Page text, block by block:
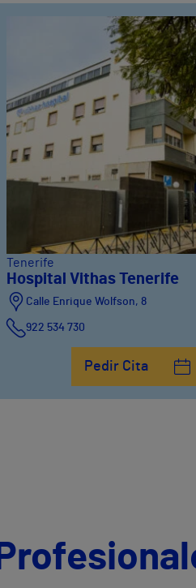
Tenerife
Hospital Vithas Tenerife
Calle Enrique Wolfson, 8
922 534 730
Pedir Cita